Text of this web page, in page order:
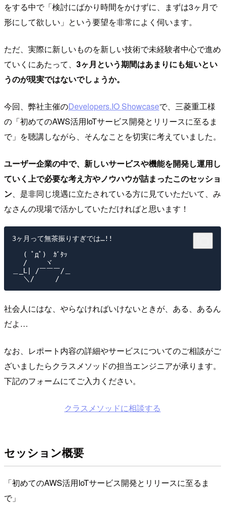
をする中で「検討にばかり時間をかけずに、まずは3ヶ月で
形にして欲しい」という要望を非常によく伺います。
ただ、実際に新しいものを新しい技術で未経験者中心で進め
ていくにあたって、 3ヶ月という期間はあまりにも短いとい
うのが現実ではないでしょうか。
今回、弊社主催のDevelopers.IO Showcaseで、三菱重工様
の「初めてのAWS活用IoTサービス開発とリリースに至るま
で」を聴講しながら、そんなことを切実に考えていました。
ユーザー企業の中で、新しいサービスや機能を開発し運用し
ていく上で必要な考え方やノウハウが詰まったこのセッショ
ン 、是非同じ境遇に立たされている方に見ていただいて、み
なさんの現場で活かしていただければと思います！
3ヶ月って無茶振りすぎでは…!!
( ﾟдﾟ)　ｶﾞﾀｯ
/　　 ヾ
＿_L| /￣￣￣/＿
社会人にはな、やらなければいけないときが、ある、あるん
だよ…
なお、レポート内容の詳細やサービスについてのご相談がご
ざいましたらクラスメソッドの担当エンジニアが承ります。
下記のフォームにてご入力ください。
クラスメソッドに相談する
セッション概要
「初めてのAWS活用IoTサービス開発とリリースに至るま
で」